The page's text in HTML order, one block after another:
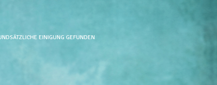
EINIGUNG GEFUNDEN